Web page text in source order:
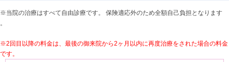
※当院の治療はすべて自由診療です。 保険適応外のため全額自己負担となります
。
※2回目以降の料金は、最後の御来院から2ヶ月以内に再度治療をされた場合の料金
です。